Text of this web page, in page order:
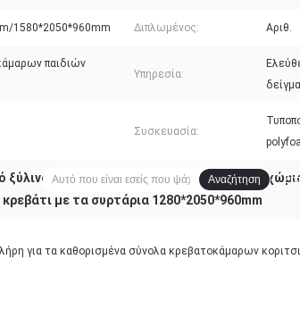
Αναζήτηση
1580*2050*960mm Διπλωμένος: Αριθ.
παιδιών
Υπηρεσία:
Συσκευασία:
ξύλινο κρεβάτι με τα συρτάρια , MDF PU
κρεβάτι με τα συρτάρια 1280*2050*960mm
για τα καθορισμένα σύνολα κρεβατοκάμαρων